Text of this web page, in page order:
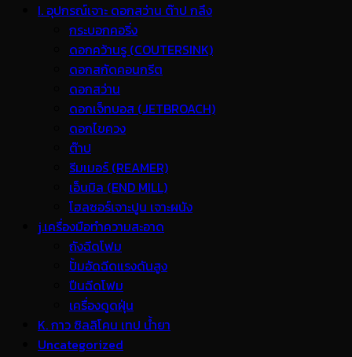
I. อุปกรณ์เจาะ ดอกสว่าน ต๊าป กลึง
กระบอกคอริ่ง
ดอกคว้านรู (COUTERSINK)
ดอกสกัดคอนกรีต
ดอกสว่าน
ดอกเจ็ทบอส (JETBROACH)
ดอกไขควง
ต๊าป
รีมเมอร์ (REAMER)
เอ็นมิล (END MILL)
โฮลซอร์เจาะปูน เจาะผนัง
j.เครื่องมือทำความสะอาด
ถังฉีดโฟม
ปั้มอัดฉีดแรงดันสูง
ปืนฉีดโฟม
เครื่องดูดฝุ่น
K. กาว ซิลลิโคน เทป น้ำยา
Uncategorized